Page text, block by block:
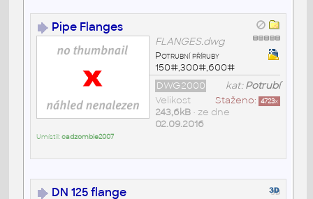
Pipe Flanges
FLANGES.dwg
Potrubní příruby
150#,300#,600#
kat:Potrubí
DWG2000
Staženo: 4723x
Velikost
243,6kB• ze dne
02.09.2016
Umístil:cadzombie2007
DN 125 flange